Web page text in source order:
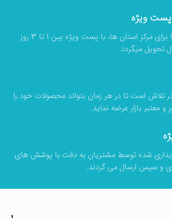
پست ویژه
سفارش های شما برای مرکز استان ها، با پست ویژه بین 1 تا 3 روز
تحویل میگردد.
تلاش است تا در هر زمان بتواند محصولات خود را
معتبر بازار عرضه نماید.
شده توسط مشتریان به دقت با پوشش های
و سپس ارسال می گردند.